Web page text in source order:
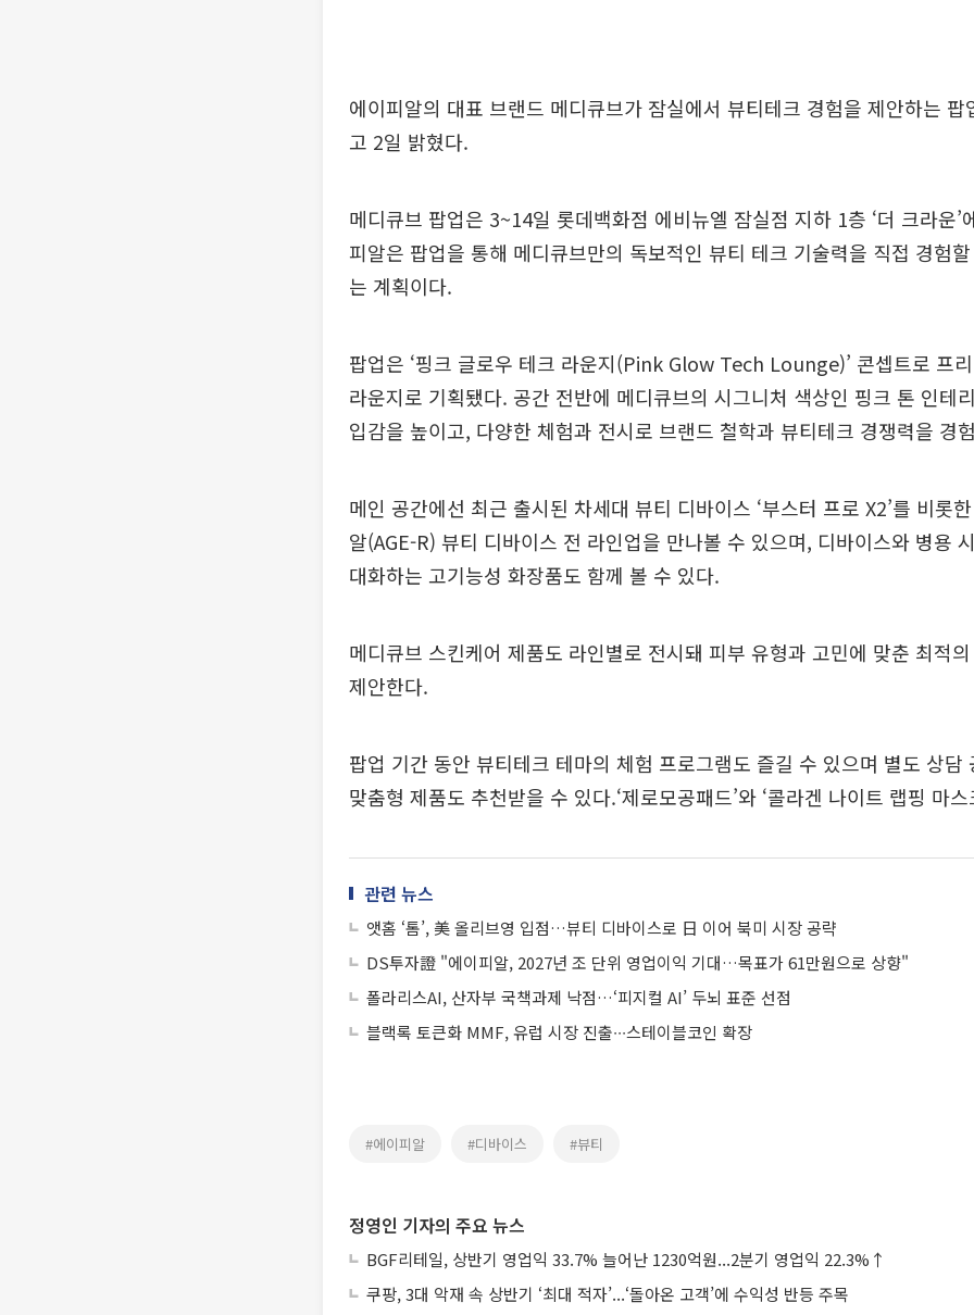
에이피알의 대표 브랜드 메디큐브가 잠실에서 뷰티테크 경험을 제안하는 팝
고 2일 밝혔다.
메디큐브 팝업은 3~14일 롯데백화점 에비뉴엘 잠실점 지하 1층 ‘더 크라운’
피알은 팝업을 통해 메디큐브만의 독보적인 뷰티 테크 기술력을 직접 경험
는 계획이다.
팝업은 ‘핑크 글로우 테크 라운지(Pink Glow Tech Lounge)’ 콘셉트로 프
라운지로 기획됐다. 공간 전반에 메디큐브의 시그니처 색상인 핑크 톤 인테
입감을 높이고, 다양한 체험과 전시로 브랜드 철학과 뷰티테크 경쟁력을 경
메인 공간에선 최근 출시된 차세대 뷰티 디바이스 ‘부스터 프로 X2’를 비롯
알(AGE-R) 뷰티 디바이스 전 라인업을 만나볼 수 있으며, 디바이스와 병용
대화하는 고기능성 화장품도 함께 볼 수 있다.
메디큐브 스킨케어 제품도 라인별로 전시돼 피부 유형과 고민에 맞춘 최적
제안한다.
팝업 기간 동안 뷰티테크 테마의 체험 프로그램도 즐길 수 있으며 별도 상담
맞춤형 제품도 추천받을 수 있다.‘제로모공패드’와 ‘콜라겐 나이트 랩핑 마스
관련 뉴스
앳홈 ‘톰’, 美 올리브영 입점…뷰티 디바이스로 日 이어 북미 시장 공략
DS투자證 "에이피알, 2027년 조 단위 영업이익 기대…목표가 61만원으로 상향"
폴라리스AI, 산자부 국책과제 낙점…‘피지컬 AI’ 두뇌 표준 선점
블랙록 토큰화 MMF, 유럽 시장 진출∙∙∙스테이블코인 확장
#에이피알 #디바이스 #뷰티
정영인 기자의 주요 뉴스
BGF리테일, 상반기 영업익 33.7% 늘어난 1230억원...2분기 영업익 22.3%↑
쿠팡, 3대 악재 속 상반기 ‘최대 적자’...‘돌아온 고객’에 수익성 반등 주목